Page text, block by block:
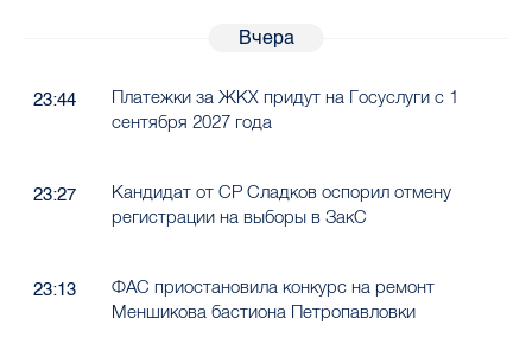
Вчера
23:44
Платежки за ЖКХ придут на Госуслуги с 1
сентября 2027 года
23:27
Кандидат от СР Сладков оспорил отмену
регистрации на выборы в ЗакС
23:13
ФАС приостановила конкурс на ремонт
Меншикова бастиона Петропавловки